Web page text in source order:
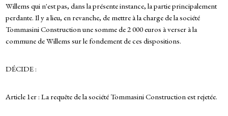
Willems qui n'est pas, dans la présente instance, la partie principalement
perdante. Il y a lieu, en revanche, de mettre à la charge de la société
Tommasini Construction une somme de 2 000 euros à verser à la
commune de Willems sur le fondement de ces dispositions.
DÉCIDE :
Article 1er : La requête de la société Tommasini Construction est rejetée.